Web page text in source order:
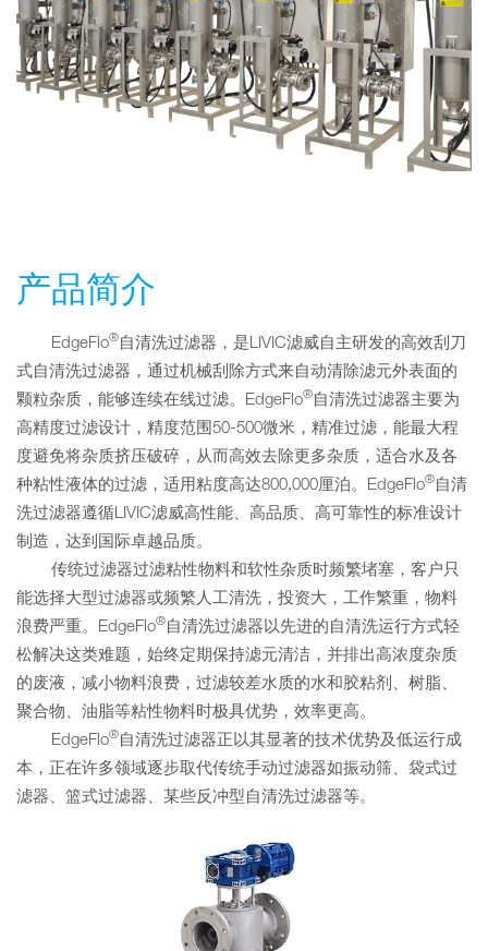
产品简介
EdgeFlo®自清洗过滤器，是LIVIC滤威自主研发的高效刮刀
式自清洗过滤器，通过机械刮除方式来自动清除滤元外表面的
颗粒杂质，能够连续在线过滤。EdgeFlo®自清洗过滤器主要为
高精度过滤设计，精度范围50-500微米，精准过滤，能最大程
度避免将杂质挤压破碎，从而高效去除更多杂质，适合水及各
种粘性液体的过滤，适用粘度高达800,000厘泊。EdgeFlo®自清
洗过滤器遵循LIVIC滤威高性能、高品质、高可靠性的标准设计
制造，达到国际卓越品质。
传统过滤器过滤粘性物料和软性杂质时频繁堵塞，客户只
能选择大型过滤器或频繁人工清洗，投资大，工作繁重，物料
浪费严重。EdgeFlo®自清洗过滤器以先进的自清洗运行方式轻
松解决这类难题，始终定期保持滤元清洁，并排出高浓度杂质
的废液，减小物料浪费，过滤较差水质的水和胶粘剂、树脂、
聚合物、油脂等粘性物料时极具优势，效率更高。
EdgeFlo®自清洗过滤器正以其显著的技术优势及低运行成
本，正在许多领域逐步取代传统手动过滤器如振动筛、袋式过
滤器、篮式过滤器、某些反冲型自清洗过滤器等。